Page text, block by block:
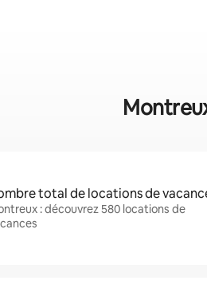
total de locations de
: découvrez 580 locations de